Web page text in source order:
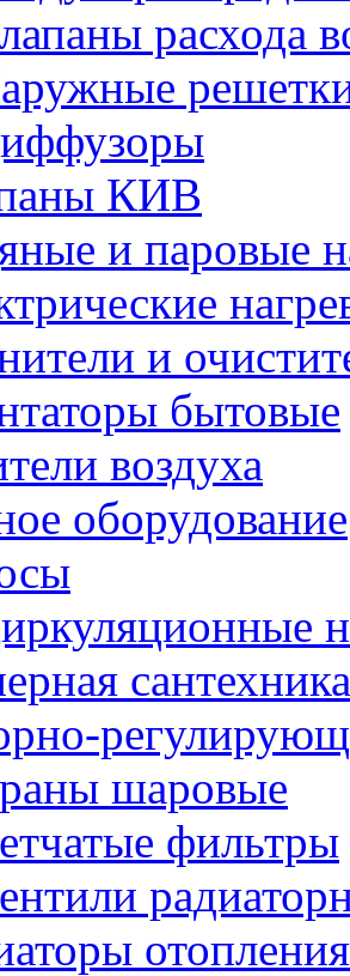
расхода
КИВ
и паровые
и
бытовые
воздуха
оборудование
сантехника
шаровые
фильтры
отопления